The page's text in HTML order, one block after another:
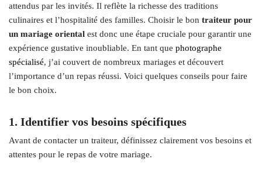
attendus par les invités. Il reflète la richesse des traditions
culinaires et l’hospitalité des familles. Choisir le bon traiteur pour
un mariage oriental est donc une étape cruciale pour garantir une
expérience gustative inoubliable. En tant que photographe
spécialisé, j’ai couvert de nombreux mariages et découvert
l’importance d’un repas réussi. Voici quelques conseils pour faire
le bon choix.
1. Identifier vos besoins spécifiques
Avant de contacter un traiteur, définissez clairement vos besoins et
attentes pour le repas de votre mariage.